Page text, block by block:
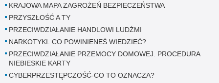
KRAJOWA MAPA ZAGROŻEŃ BEZPIECZEŃSTWA
PRZYSZŁOŚĆ A TY
PRZECIWDZIAŁANIE HANDLOWI LUDŹMI
NARKOTYKI. CO POWINIENEŚ WIEDZIEĆ?
PRZECIWDZIAŁANIE PRZEMOCY DOMOWEJ. PROCEDURA
NIEBIESKIE KARTY
CYBERPRZESTĘPCZOŚĆ-CO TO OZNACZA?